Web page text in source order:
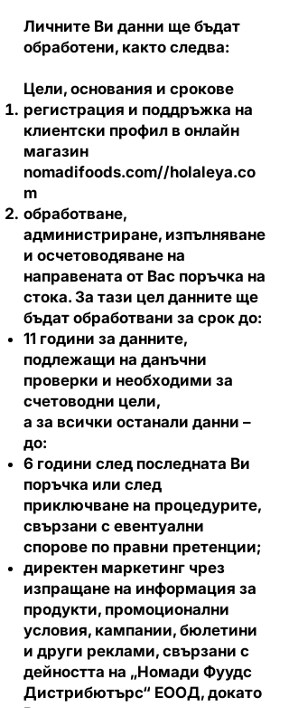
Личните Ви данни ще бъдат
обработени, както следва:
Цели, основания и срокове
регистрация и поддръжка на
клиентски профил в онлайн
магазин
nomadifoods.com//holaleya.co
m
обработване,
администриране, изпълняване
и осчетоводяване на
направената от Вас поръчка на
стока. За тази цел данните ще
бъдат обработвани за срок до:
11 години за данните,
подлежащи на данъчни
проверки и необходими за
счетоводни цели,
а за всички останали данни –
до:
6 години след последната Ви
поръчка или след
приключване на процедурите,
свързани с евентуални
спорове по правни претенции;
директен маркетинг чрез
изпращане на информация за
продукти, промоционални
условия, кампании, бюлетини
и други реклами, свързани с
дейността на „Номади Фуудс
Дистрибютърс“ ЕООД, докато